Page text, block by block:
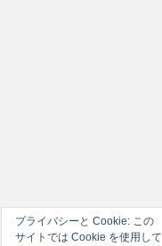
プライバシーと Cookie: この
サイトでは Cookie を使用して